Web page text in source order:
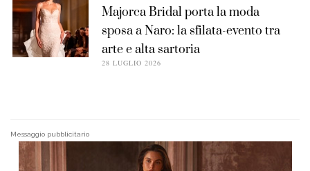
Majorca Bridal porta la moda
sposa a Naro: la sfilata-evento tra
arte e alta sartoria
28 LUGLIO 2026
Messaggio pubblicitario